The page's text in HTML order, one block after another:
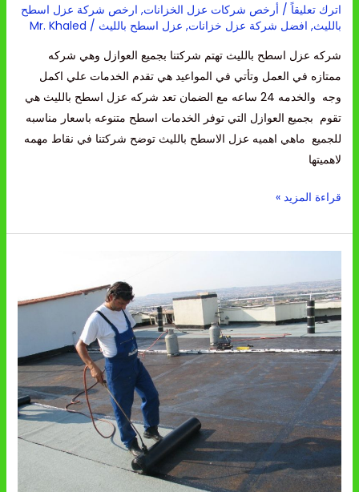
اترك تعليقاً / أرخص شركات عزل الخزانات, ارخص شركة عزل اسطح
بالليث, افضل شركة عزل خزانات, عزل اسطح بالليث /
Mr. Khaled
شركه عزل اسطح بالليث تهتم شركتنا بجميع العوازل وهي شركه
ممتازه في العمل وتأتي في المواعيد هي تقدم الخدمات علي اكمل
وجه والخدمه 24 ساعه مع الضمان تعد شركه عزل اسطح بالليث هي
تقوم بجميع العوازل التي توفر الخدمات اسطح متنوعه باسعار مناسبه
للجميع ماهي اهميه عزل الاسطح بالليث توضح شركتنا في نقاط مهمه
لاهميتها
اسطح
قراءة المزيد »
عزل
اسطح
بمكة